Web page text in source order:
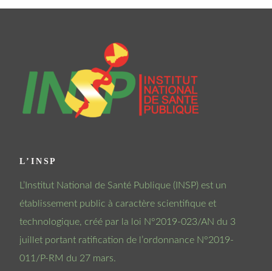
L’INSP
L’Institut National de Santé Publique (INSP) est un
établissement public à caractère scientifique et
technologique, créé par la loi N°2019-023/AN du 3
juillet portant ratification de l’ordonnance N°2019-
011/P-RM du 27 mars.